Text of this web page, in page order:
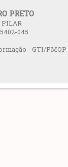
PRETO
PILAR
045
- GTI/PMOP